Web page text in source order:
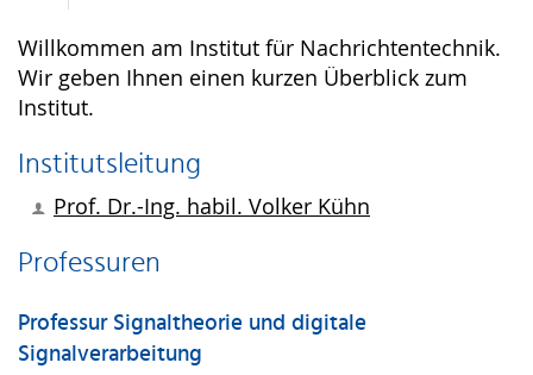
Willkommen am Institut für Nachrichtentechnik.
Wir geben Ihnen einen kurzen Überblick zum
Institut.
Institutsleitung
Prof. Dr.-Ing. habil. Volker Kühn
Professuren
Professur Signaltheorie und digitale
Signalverarbeitung